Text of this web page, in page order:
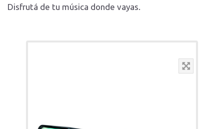
Disfrutá de tu música donde vayas.